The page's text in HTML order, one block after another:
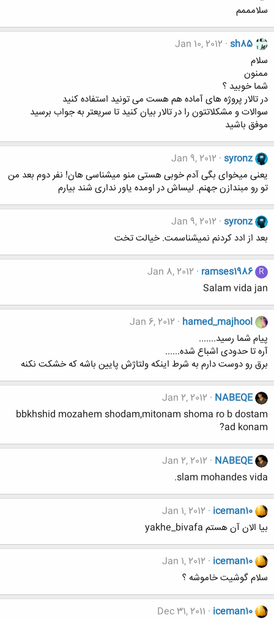
سلامممم
sh85
Jan 10, 2012
سلام
ممنون
شما خوبید ؟
در تالار پروژه های آماده هم هست می تونید استفاده کنید
سوالات و مشکلاتتون را در تالار بیان کنید تا سریعتر به جواب برسید
موفق باشید
syronz
Jan 9, 2012
یعنی میخوای بگی آدم خوبی هستی منو میشناسی هان! نفر دوم بعد من
تو رو مبندازن جهنم. لیساش در اومده یاور نداری شند بیارم
syronz
Jan 9, 2012
بعد از ادد کردنم نمیشناسمت. خیالت تخت
R
ramses1986
Jan 8, 2012
Salam vida jan
hamed_majhool
Jan 6, 2012
پیام شما رسید.......
آره تا حدودی اشباع شده......
برق رو دوست دارم به شرط اینکه ولتاژش پایین باشه که خشکت نکنه
NABEQE
Jan 2, 2012
bbkhshid mozahem shodam,mitonam shoma ro b dostam
ad konam?
NABEQE
Jan 2, 2012
slam mohandes vida.
iceman10
Jan 1, 2012
بیا الان آن هستم yakhe_bivafa
iceman10
Jan 1, 2012
سلام گوشیت خاموشه ؟
iceman10
Dec 31, 2011